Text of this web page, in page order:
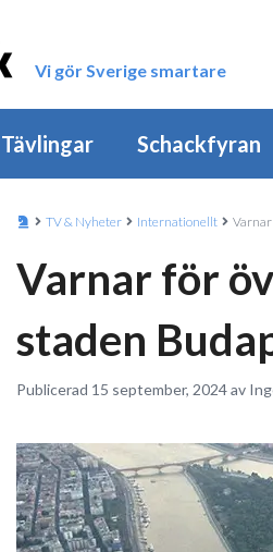
Vi gör Sverige smartare
Tävlingar Schackfyran
TV & Nyheter Internationellt
Varnar för
staden
Publicerad 15 september, 2024 av